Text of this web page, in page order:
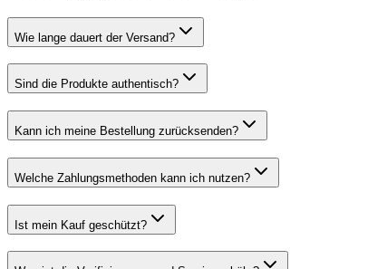
Wie lange dauert der Versand?
Sind die Produkte authentisch?
Kann ich meine Bestellung zurücksenden?
Welche Zahlungsmethoden kann ich nutzen?
Ist mein Kauf geschützt?